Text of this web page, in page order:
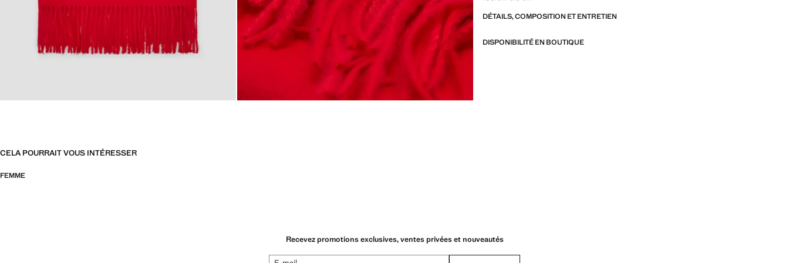
DÉTAILS, COMPOSITION ET ENTRETIEN
DISPONIBILITÉ EN BOUTIQUE
CELA POURRAIT VOUS INTÉRESSER
FEMME
Recevez promotions exclusives, ventes privées et nouveautés